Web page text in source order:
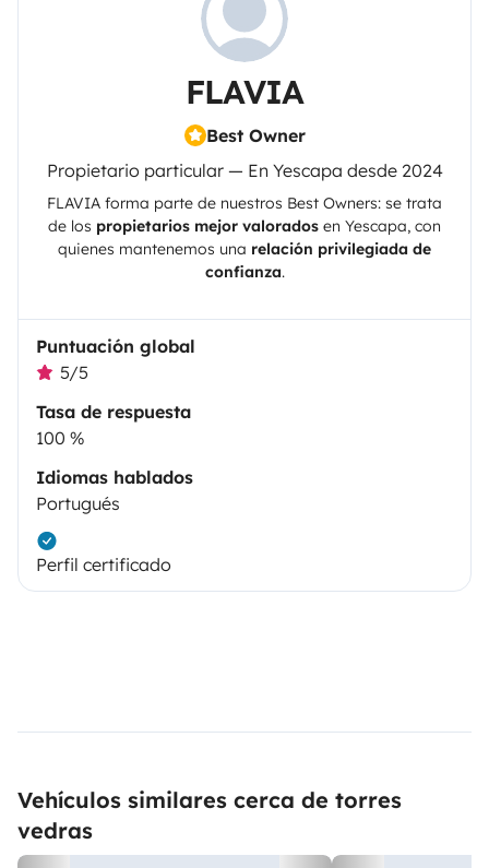
FLAVIA
Best Owner
Propietario particular — En Yescapa desde 2024
FLAVIA forma parte de nuestros Best Owners: se trata
de los propietarios mejor valorados en Yescapa, con
quienes mantenemos una relación privilegiada de
confianza.
Puntuación global
5/5
Tasa de respuesta
100 %
Idiomas hablados
Portugués
Perfil certificado
Vehículos similares cerca de torres
vedras